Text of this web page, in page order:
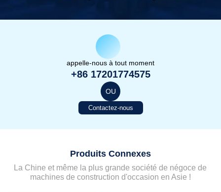
appelle-nous à tout moment
+86 17201774575
OU
Contactez-nous
Produits Connexes
La Chine et même la plus grande société de négoce de
machines de construction d'occasion en Asie !